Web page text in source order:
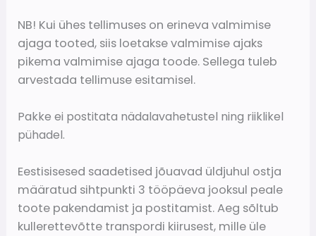
NB! Kui ühes tellimuses on erineva valmimise
ajaga tooted, siis loetakse valmimise ajaks
pikema valmimise ajaga toode. Sellega tuleb
arvestada tellimuse esitamisel.
Pakke ei postitata nädalavahetustel ning riiklikel
pühadel.
Eestisisesed saadetised jõuavad üldjuhul ostja
määratud sihtpunkti 3 tööpäeva jooksul peale
toote pakendamist ja postitamist. Aeg sõltub
kullerettevõtte transpordi kiirusest, mille üle